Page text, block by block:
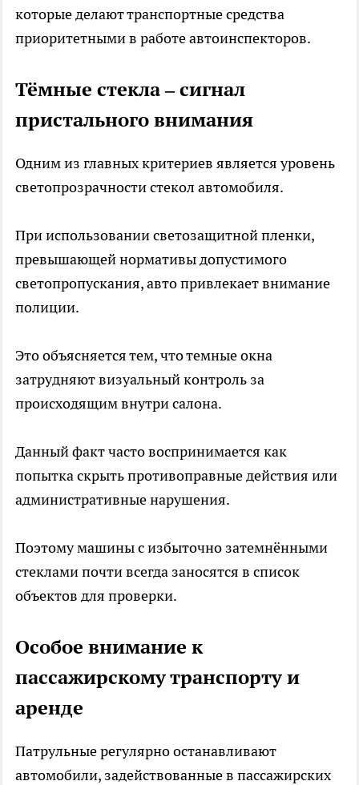
которые делают транспортные средства
приоритетными в работе автоинспекторов.
Тёмные стекла – сигнал
пристального внимания
Одним из главных критериев является уровень
светопрозрачности стекол автомобиля.
При использовании светозащитной пленки,
превышающей нормативы допустимого
светопропускания, авто привлекает внимание
полиции.
Это объясняется тем, что темные окна
затрудняют визуальный контроль за
происходящим внутри салона.
Данный факт часто воспринимается как
попытка скрыть противоправные действия или
административные нарушения.
Поэтому машины с избыточно затемнёнными
стеклами почти всегда заносятся в список
объектов для проверки.
Особое внимание к
пассажирскому транспорту и
аренде
Патрульные регулярно останавливают
автомобили, задействованные в пассажирских